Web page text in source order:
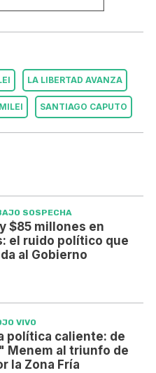
LA LIBERTAD AVANZA
SANTIAGO CAPUTO
SOSPECHA
$85 millones en
el ruido político que
al Gobierno
VIVO
política caliente: de
Menem al triunfo de
la Zona Fría